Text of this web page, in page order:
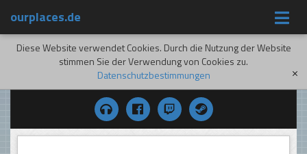
Diese Website verwendet Cookies. Durch die Nutzung der Website
stimmen Sie der Verwendung von Cookies zu.
Datenschutzbestimmungen
[x]
ourplaces.de